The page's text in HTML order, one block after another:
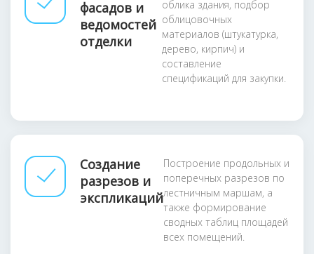
фасадов и
ведомостей
отделки
облика здания, подбор
облицовочных
материалов (штукатурка,
дерево, кирпич) и
составление
спецификаций для закупки.
Создание
разрезов и
экспликаций
Построение продольных и
поперечных разрезов по
лестничным маршам, а
также формирование
сводных таблиц площадей
всех помещений.